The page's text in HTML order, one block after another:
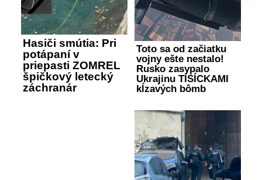
Hasiči smútia: Pri
potápaní v
priepasti ZOMREL
špičkový letecký
záchranár
Toto sa od začiatku
vojny ešte nestalo!
Rusko zasypalo
Ukrajinu TISÍCKAMI
kĺzavých bômb